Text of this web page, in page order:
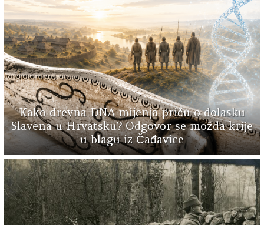
Kako drevna DNA mijenja priču o dolasku
Slavena u Hrvatsku? Odgovor se možda krije
u blagu iz Čađavice